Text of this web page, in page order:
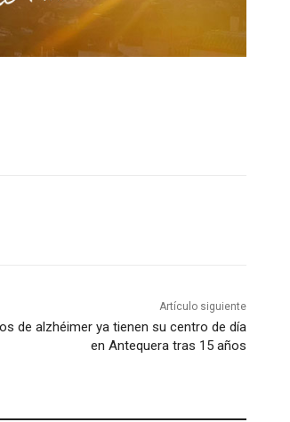
Artículo siguiente
de alzhéimer ya tienen su centro de día
en Antequera tras 15 años